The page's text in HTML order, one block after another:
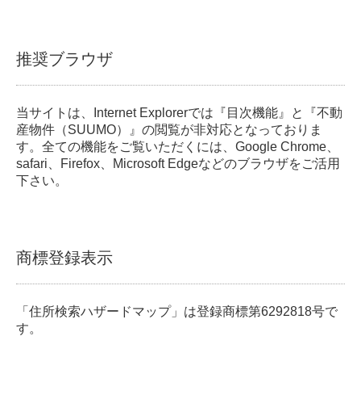
推奨ブラウザ
当サイトは、Internet Explorerでは『目次機能』と『不動
産物件（SUUMO）』の閲覧が非対応となっておりま
す。全ての機能をご覧いただくには、Google Chrome、
safari、Firefox、Microsoft Edgeなどのブラウザをご活用
下さい。
商標登録表示
「住所検索ハザードマップ」は登録商標第6292818号で
す。